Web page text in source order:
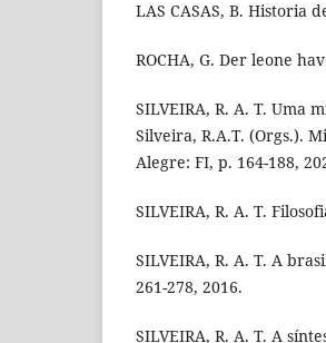
LAS CASAS, B. Historia
ROCHA, G. Der leone
SILVEIRA, R. A. T. Uma
Silveira, R.A.T. (Orgs.).
Alegre: FI, p. 164-188,
SILVEIRA, R. A. T.
SILVEIRA, R. A. T. A
261-278, 2016.
SILVEIRA, R. A. T. A